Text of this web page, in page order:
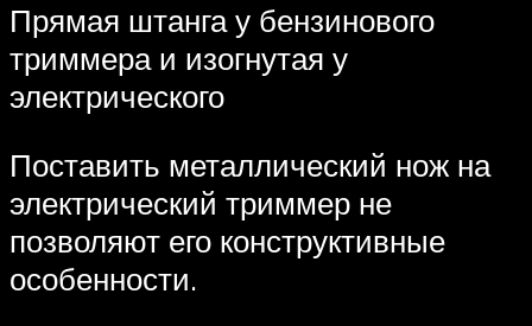
Прямая штанга у бензинового
триммера и изогнутая у
электрического
Поставить металлический нож на
электрический триммер не
позволяют его конструктивные
особенности.